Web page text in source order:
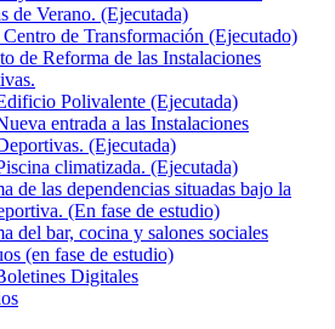
de Verano. (Ejecutada)
de Transformación (Ejecutado)
de Reforma de las Instalaciones
Polivalente (Ejecutada)
entrada a las Instalaciones
(Ejecutada)
climatizada. (Ejecutada)
de las dependencias situadas bajo la
(En fase de estudio)
del bar, cocina y salones sociales
(en fase de estudio)
Digitales